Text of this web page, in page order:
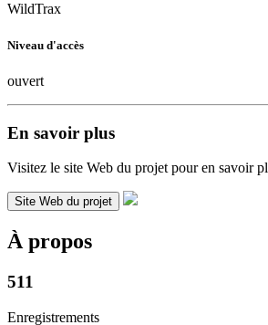
WildTrax
Niveau d'accès
ouvert
En savoir plus
Visitez le site Web du projet pour en savoir
Site Web du projet
À propos
511
Enregistrements